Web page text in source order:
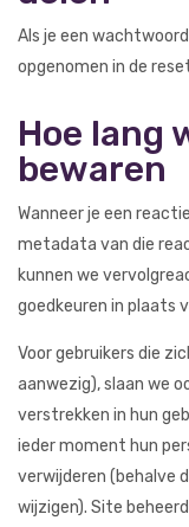
Als je een
opgenomen in de
Hoe lang
bewaren
Wanneer je een
metadata van die
kunnen we
goedkeuren in plaats
Voor gebruikers die
aanwezig), slaan we
verstrekken in hun
ieder moment hun
verwijderen (behalve
wijzigen). Site